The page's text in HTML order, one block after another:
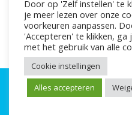
de connectie met
vanuit haar ben je...
©2025 Live4Fit.
Door op 'Zelf instellen' te
je meer lezen over onze
voorkeuren aanpassen.
'Accepteren' te klikken, ga
met het gebruik van alle
Cookie instellingen
Alles accepteren